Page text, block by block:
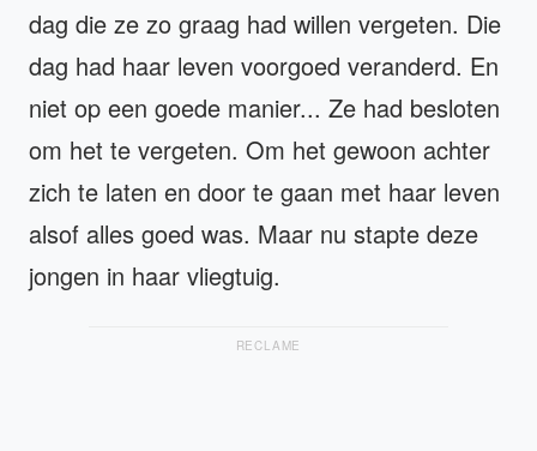
dag die ze zo graag had willen vergeten. Die
dag had haar leven voorgoed veranderd. En
niet op een goede manier... Ze had besloten
om het te vergeten. Om het gewoon achter
zich te laten en door te gaan met haar leven
alsof alles goed was. Maar nu stapte deze
jongen in haar vliegtuig.
RECLAME